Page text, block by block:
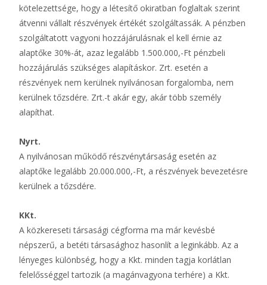
kötelezettsége, hogy a létesítő okiratban foglaltak szerint
átvenni vállalt részvények értékét szolgáltassák. A pénzben
szolgáltatott vagyoni hozzájárulásnak el kell érnie az
alaptőke 30%-át, azaz legalább 1.500.000,-Ft pénzbeli
hozzájárulás szükséges alapításkor. Zrt. esetén a
részvények nem kerülnek nyilvánosan forgalomba, nem
kerülnek tőzsdére. Zrt.-t akár egy, akár több személy
alapíthat.
Nyrt.
A nyilvánosan működő részvénytársaság esetén az
alaptőke legalább 20.000.000,-Ft, a részvények bevezetésre
kerülnek a tőzsdére.
KKt.
A közkereseti társasági cégforma ma már kevésbé
népszerű, a betéti társasághoz hasonlít a leginkább. Az a
lényeges különbség, hogy a Kkt. minden tagja korlátlan
felelősséggel tartozik (a magánvagyona terhére) a Kkt.